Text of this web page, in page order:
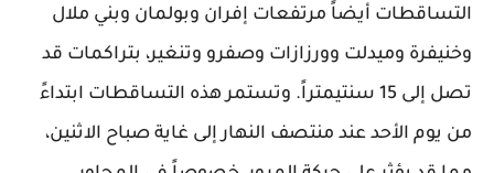
التساقطات أيضاً مرتفعات إفران وبولمان وبني ملال
وخنيفرة وميدلت وورزازات وصفرو وتنغير، بتراكمات قد
تصل إلى 15 سنتيمتراً. وتستمر هذه التساقطات ابتداءً
من يوم الأحد عند منتصف النهار إلى غاية صباح الاثنين،